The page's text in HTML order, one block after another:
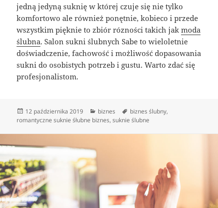
jedną jedyną suknię w której czuje się nie tylko
komfortowo ale również ponętnie, kobieco i przede
wszystkim pięknie to zbiór rózności takich jakmoda
ślubna. Salon sukni ślubnych Sabe to wieloletnie
doświadczenie, fachowość i możliwość dopasowania
sukni do osobistych potrzeb i gustu. Warto zdać się
profesjonalistom.
Data
publikacji
12 października 2019 Kategorie
biznes Tagi
biznes ślubny,
romantyczne suknie śłubne biznes,suknie ślubne